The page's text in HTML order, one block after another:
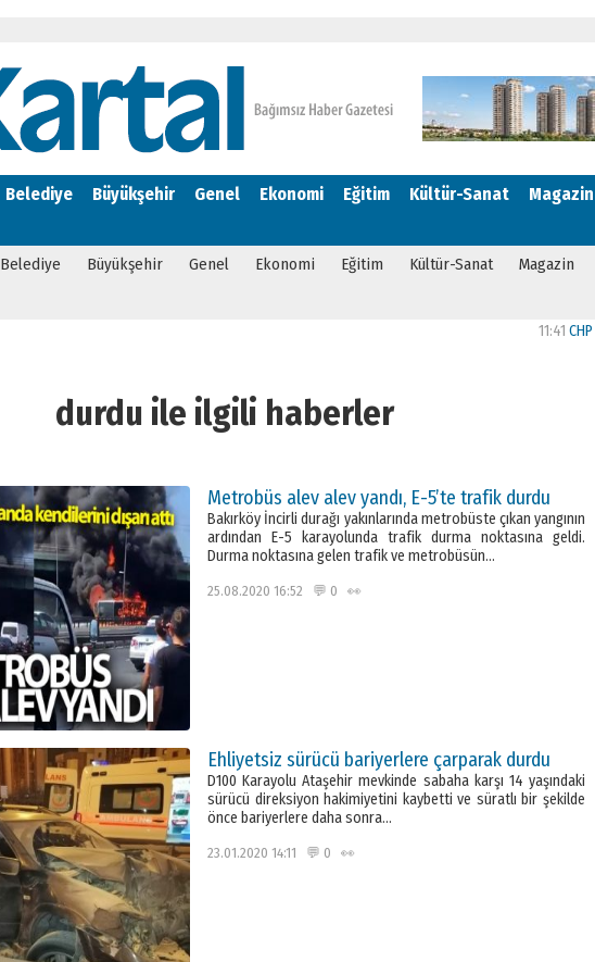
Belediye Büyükşehir Genel Ekonomi Eğitim Kültür-Sanat Magazin
Belediye Büyükşehir Genel Ekonomi Eğitim Kültür-Sanat Magazin
CHP
durdu ile ilgili haberler
Metrobüs alev alev yandı, E-5’te trafik durdu
Bakırköy İncirli durağı yakınlarında metrobüste çıkan yangının
ardından E-5 karayolunda trafik durma noktasına geldi.
Durma noktasına gelen trafik ve metrobüsün…
25.08.2020 16:52 💬 0 👀
Ehliyetsiz sürücü bariyerlere çarparak durdu
D100 Karayolu Ataşehir mevkinde sabaha karşı 14 yaşındaki
sürücü direksiyon hakimiyetini kaybetti ve süratlı bir şekilde
önce bariyerlere daha sonra…
23.01.2020 14:11 💬 0 👀